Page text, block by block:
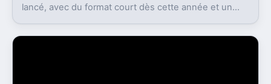
lancé, avec du format court dès cette année et un
du public.